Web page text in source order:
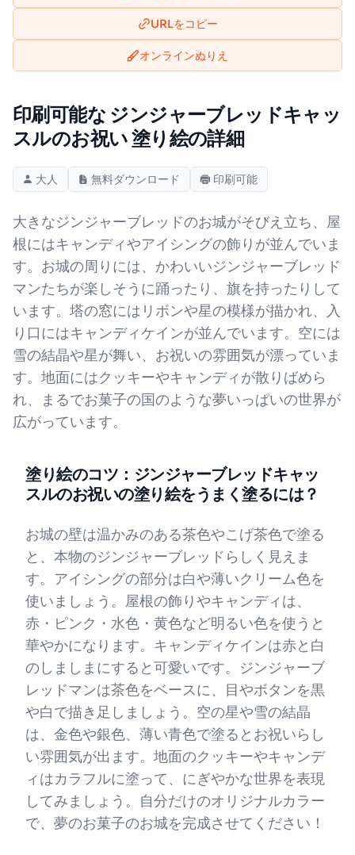
URLをコピー
オンラインぬりえ
印刷可能な ジンジャーブレッドキャッ
スルのお祝い 塗り絵の詳細
大人 無料ダウンロード 印刷可能
大きなジンジャーブレッドのお城がそびえ立ち、屋
根にはキャンディやアイシングの飾りが並んでいま
す。お城の周りには、かわいいジンジャーブレッド
マンたちが楽しそうに踊ったり、旗を持ったりして
います。塔の窓にはリボンや星の模様が描かれ、入
り口にはキャンディケインが並んでいます。空には
雪の結晶や星が舞い、お祝いの雰囲気が漂っていま
す。地面にはクッキーやキャンディが散りばめら
れ、まるでお菓子の国のような夢いっぱいの世界が
広がっています。
塗り絵のコツ：ジンジャーブレッドキャッ
スルのお祝いの塗り絵をうまく塗るには？
お城の壁は温かみのある茶色やこげ茶色で塗る
と、本物のジンジャーブレッドらしく見えま
す。アイシングの部分は白や薄いクリーム色を
使いましょう。屋根の飾りやキャンディは、
赤・ピンク・水色・黄色など明るい色を使うと
華やかになります。キャンディケインは赤と白
のしましまにすると可愛いです。ジンジャーブ
レッドマンは茶色をベースに、目やボタンを黒
や白で描き足しましょう。空の星や雪の結晶
は、金色や銀色、薄い青色で塗るとお祝いらし
い雰囲気が出ます。地面のクッキーやキャンデ
ィはカラフルに塗って、にぎやかな世界を表現
してみましょう。自分だけのオリジナルカラー
で、夢のお菓子のお城を完成させてください！